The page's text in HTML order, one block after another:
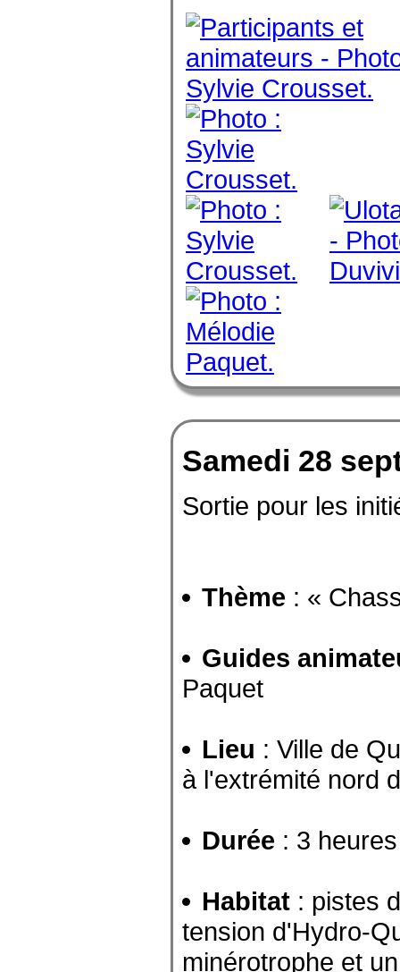
Samedi 28
Sortie pour les
Thème : «
Guides
Paquet
Lieu : Ville de
à l'extrémité nord
Durée : 3 heures
Habitat : pistes
tension d'Hydro-
minérotrophe et